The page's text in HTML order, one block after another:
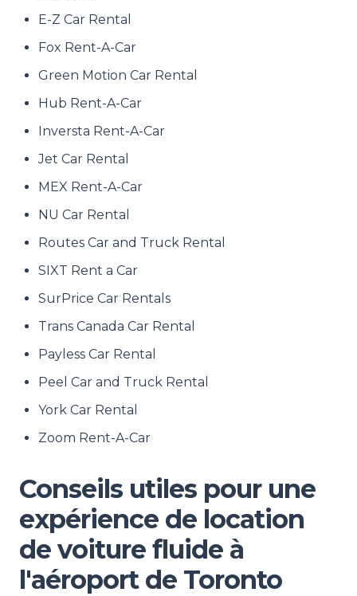
E-Z Car Rental
Fox Rent-A-Car
Green Motion Car Rental
Hub Rent-A-Car
Inversta Rent-A-Car
Jet Car Rental
MEX Rent-A-Car
NU Car Rental
Routes Car and Truck Rental
SIXT Rent a Car
SurPrice Car Rentals
Trans Canada Car Rental
Payless Car Rental
Peel Car and Truck Rental
York Car Rental
Zoom Rent-A-Car
Conseils utiles pour une
expérience de location
de voiture fluide à
l'aéroport de Toronto